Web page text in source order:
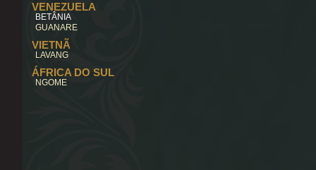
VENEZUELA
BETÂNIA
GUANARE
VIETNÃ
LAVANG
ÁFRICA DO SUL
NGOME